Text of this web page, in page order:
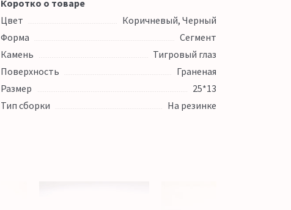
Коротко о товаре
Цвет
Коричневый, Черный
Форма
Сегмент
Камень
Тигровый глаз
Поверхность
Граненая
Размер
25*13
Тип сборки
На резинке